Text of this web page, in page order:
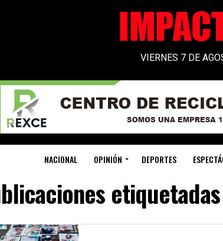
VIERNES 7 DE
NACIONAL OPINIÓN DEPORTES